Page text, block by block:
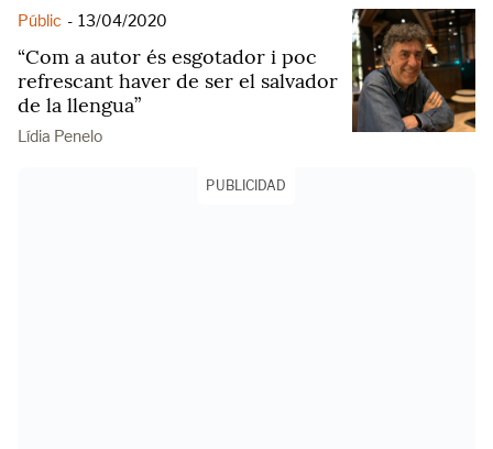
Públic - 13/04/2020
“Com a autor és esgotador i poc
refrescant haver de ser el salvador
de la llengua”
Lídia Penelo
PUBLICIDAD